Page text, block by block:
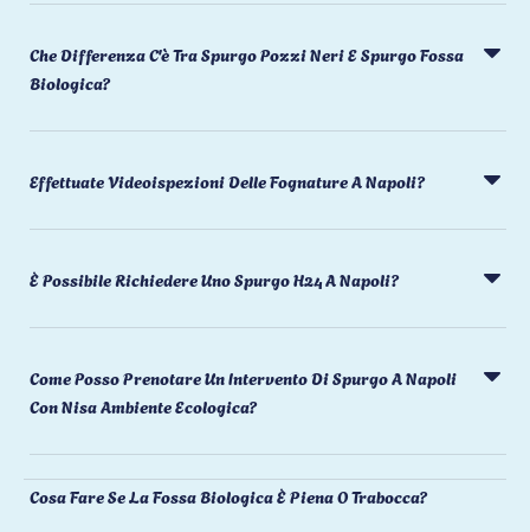
Che Differenza C'è Tra Spurgo Pozzi Neri E Spurgo Fossa
Biologica?
Effettuate Videoispezioni Delle Fognature A Napoli?
È Possibile Richiedere Uno Spurgo H24 A Napoli?
Come Posso Prenotare Un Intervento Di Spurgo A Napoli
Con Nisa Ambiente Ecologica?
Cosa Fare Se La Fossa Biologica È Piena O Trabocca?